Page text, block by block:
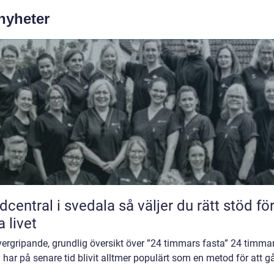
i svedala så väljer du rätt stöd för
livet
grundlig översikt över ”24 timmars fasta” 24
på senare tid blivit alltmer populärt som en metod för att